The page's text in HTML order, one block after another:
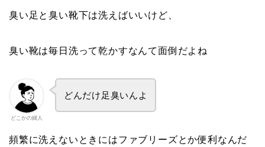
臭い足と臭い靴下は洗えばいいけど、
臭い靴は毎日洗って乾かすなんて面倒だよね
どこかの婦人
どんだけ足臭いんよ
頻繁に洗えないときにはファブリーズとか便利なんだ